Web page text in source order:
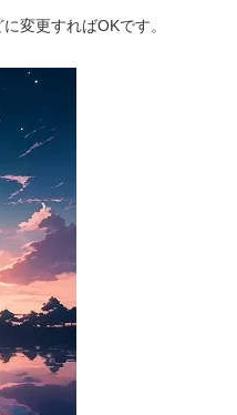
変更すればOKです。